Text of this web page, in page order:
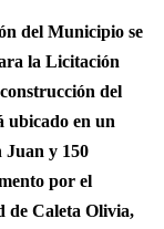
del Municipio se
la Licitación
del
ubicado en un
Juan y 150
por el
de Caleta Olivia,